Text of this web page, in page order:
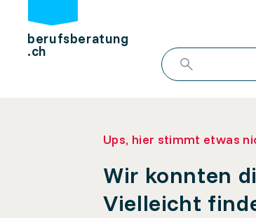
berufsberatung
.ch
Ups, hier stimmt etwas
Wir konnten
Vielleicht